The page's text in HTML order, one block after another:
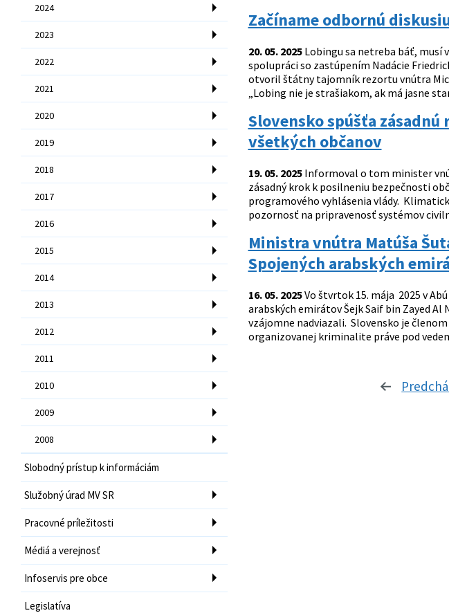
2024
2023
2022
2021
2020
2019
2018
2017
2016
2015
2014
2013
2012
2011
2010
2009
2008
Slobodný prístup k informáciám
Služobný úrad MV SR
Pracovné príležitosti
Médiá a verejnosť
Infoservis pre obce
Legislatíva
Začíname odbornú
20. 05. 2025Lobingu sa netreba báť, musí
spolupráci so zastúpením Nadácie
otvoril štátny tajomník rezortu vnútra
„Lobing nie je strašiakom, ak má jasne
Slovensko spúšťa
všetkých občanov
19. 05. 2025Informoval o tom minister
zásadný krok k posilneniu bezpečnosti
programového vyhlásenia vlády.
pozornosť na pripravenosť systémov
Ministra vnútra Matúša
Spojených arabských
16. 05. 2025Vo štvrtok 15. mája 2025 v
arabských emirátov Šejk Saif bin Zayed
vzájomne nadviazali. Slovensko je
organizovanej kriminalite práve pod